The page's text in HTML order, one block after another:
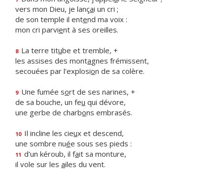
vers mon Dieu, je lançai un cri ;
de son temple il entend ma voix :
mon cri parvient à ses oreilles.
8 La terre titube et tremble, +
les assises des montagnes frémissent,
secouées par l'explosion de sa colère.
9 Une fumée sort de ses narines, +
de sa bouche, un feu qui dévore,
une gerbe de charbons embrasés.
10 Il incline les cieux et descend,
une sombre nuée sous ses pieds :
11 d'un kéroub, il fait sa monture,
il vole sur les ailes du vent.